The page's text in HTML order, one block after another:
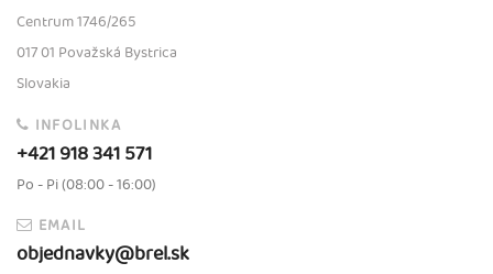
Centrum 1746/265
017 01 Považská Bystrica
Slovakia
INFOLINKA
+421 918 341 571
Po - Pi (08:00 - 16:00)
EMAIL
objednavky@brel.sk